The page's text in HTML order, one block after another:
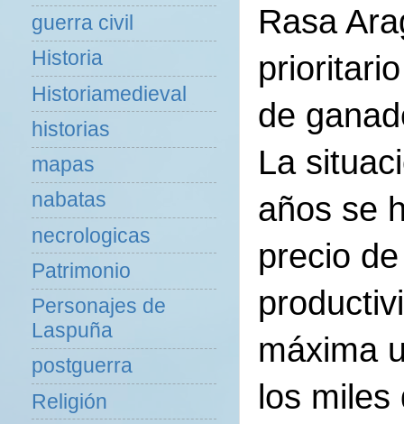
Rasa
de
La
años se
precio
máxima
los
guerra civil
Historia
Historiamedieval
historias
mapas
nabatas
necrologicas
Patrimonio
Personajes de
Laspuña
postguerra
Religión